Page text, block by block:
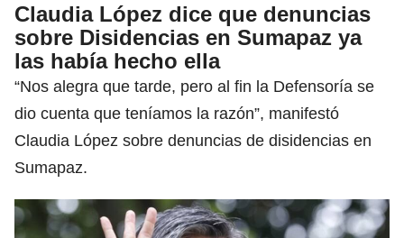
Claudia López dice que denuncias
sobre Disidencias en Sumapaz ya
las había hecho ella
“Nos alegra que tarde, pero al fin la Defensoría se
dio cuenta que teníamos la razón”, manifestó
Claudia López sobre denuncias de disidencias en
Sumapaz.